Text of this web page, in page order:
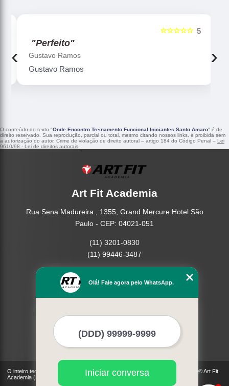
5
☆☆☆☆☆
"Perfeito"
Gustavo Ramos
Gustavo Ramos
‹ ›
O conteúdo do texto "Onde Encontro Treinamento Funcional Iniciantes Santo Amaro" é de
direito reservado. Sua reprodução, parcial ou total, mesmo citando nossos links, é proibida sem
a autorização do autor. Crime de violação de direito autoral – artigo 184 do Código Penal – Lei
9610/98 - Lei de direitos autorais
Art Fit Academia
Rua Sena Madureira , 1355, Grand Mercure Hotel São
Paulo - CEP: 04021-051
(11) 3201-0830
(11) 99446-3487
Empresa
Missão
Mapa do site
O inteiro teor deste site está sujeito à proteção de direitos autorais. Copyright© Art Fit
Academia (Lei 9610 de 19/02/1998)
Olá! Fale agora pelo WhatsApp.
Iniciar conversa